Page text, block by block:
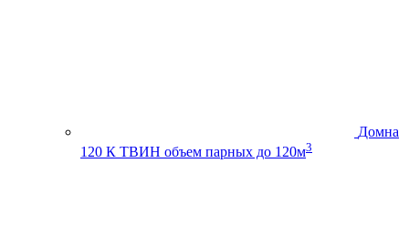
Домна
120 К ТВИН объем парных до 120м3